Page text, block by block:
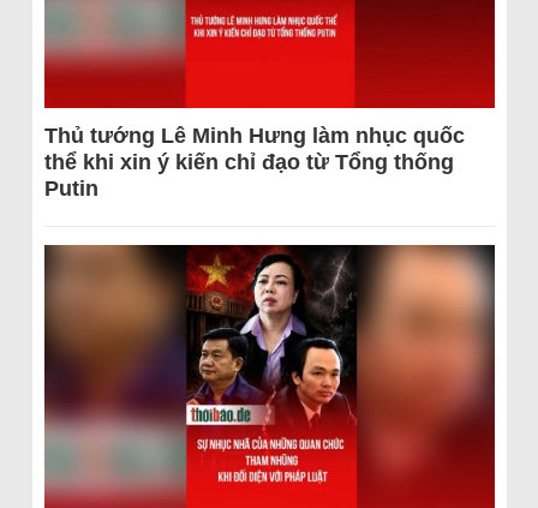
Thủ tướng Lê Minh Hưng làm nhục quốc
thể khi xin ý kiến chỉ đạo từ Tổng thống
Putin